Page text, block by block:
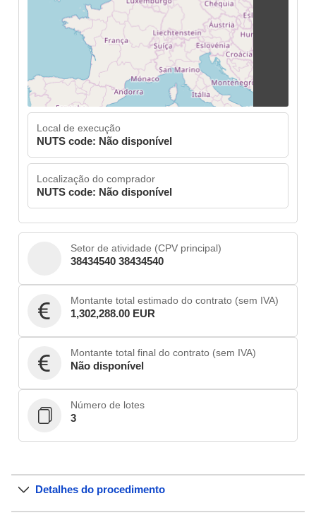
Local de execução
NUTS code: Não disponível
Localização do comprador
NUTS code: Não disponível
Setor de atividade (CPV principal)
38434540 38434540
Montante total estimado do contrato (sem IVA)
1,302,288.00 EUR
Montante total final do contrato (sem IVA)
Não disponível
Número de lotes
3
Detalhes do procedimento